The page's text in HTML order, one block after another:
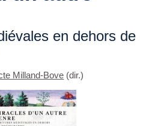
en dehors de
Milland-Bove (dir.)